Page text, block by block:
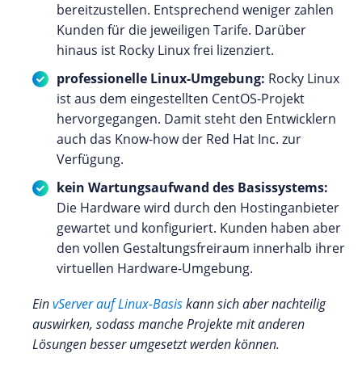
bereitzustellen. Entsprechend weniger zahlen
Kunden für die jeweiligen Tarife. Darüber
hinaus ist Rocky Linux frei lizenziert.
professionelle Linux-Umgebung: Rocky Linux
ist aus dem eingestellten CentOS-Projekt
hervorgegangen. Damit steht den Entwicklern
auch das Know-how der Red Hat Inc. zur
Verfügung.
kein Wartungsaufwand des Basissystems:
Die Hardware wird durch den Hostinganbieter
gewartet und konfiguriert. Kunden haben aber
den vollen Gestaltungsfreiraum innerhalb ihrer
virtuellen Hardware-Umgebung.
EinvServer auf Linux-Basiskann sich aber nachteilig
auswirken, sodass manche Projekte mit anderen
Lösungen besser umgesetzt werden können.